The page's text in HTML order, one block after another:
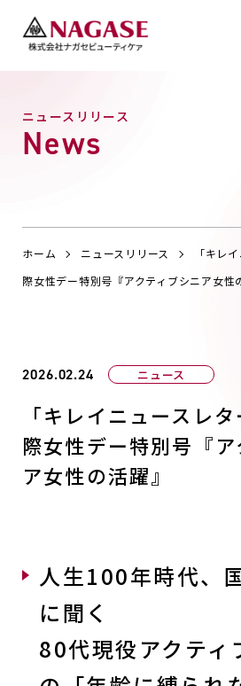
ニュースリリース
News
ホーム ニュースリリース
「キレ
際女性デー特別号『アクティブシニア女性
2026.02.24 ニュース
「キレイニュースレ
際女性デー特別号『
ア女性の活躍』
人生100年時代、
に聞く
80代現役アクティ